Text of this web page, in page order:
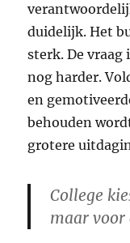
duidelijk. Het
sterk. De
nog harder.
en
behouden
grotere
College
maar voor